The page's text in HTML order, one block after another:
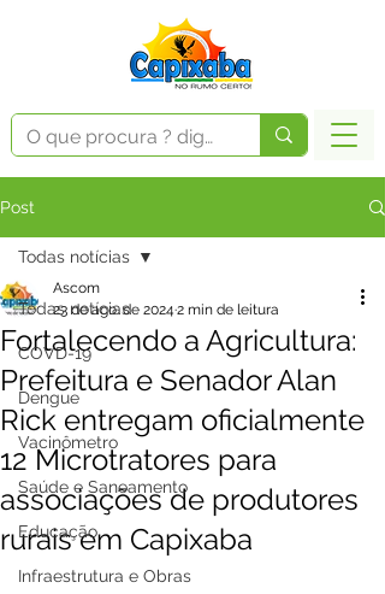
Post
Todas notícias
COVD-19
Dengue
Vacinômetro
Saúde e Saneamento
Educação
Infraestrutura e Obras
Todas notícias
Fortalecendo a Agricultura:
Prefeitura e Senador Alan
Rick entregam oficialmente
12 Microtratores para
associações de produtores
rurais em Capixaba
Ascom
23 de ago. de 2024 2 min de leitura